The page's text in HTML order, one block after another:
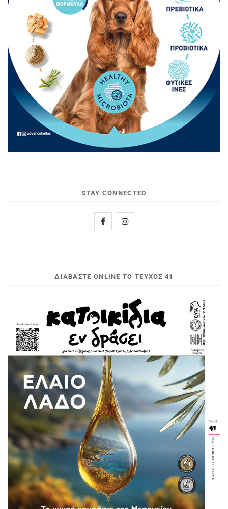
STAY CONNECTED
ΔΙΑΒΆΣΤΕ ONLINE ΤΟ ΤΕΎΧΟΣ 41